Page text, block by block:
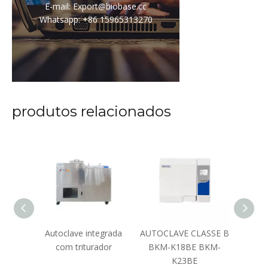
E-mail: Export@biobase.cc
Whatsapp: +86 15965313270
produtos relacionados
Autoclave integrada
com triturador
AUTOCLAVE CLASSE B
BKM-K18BE BKM-
K23BE